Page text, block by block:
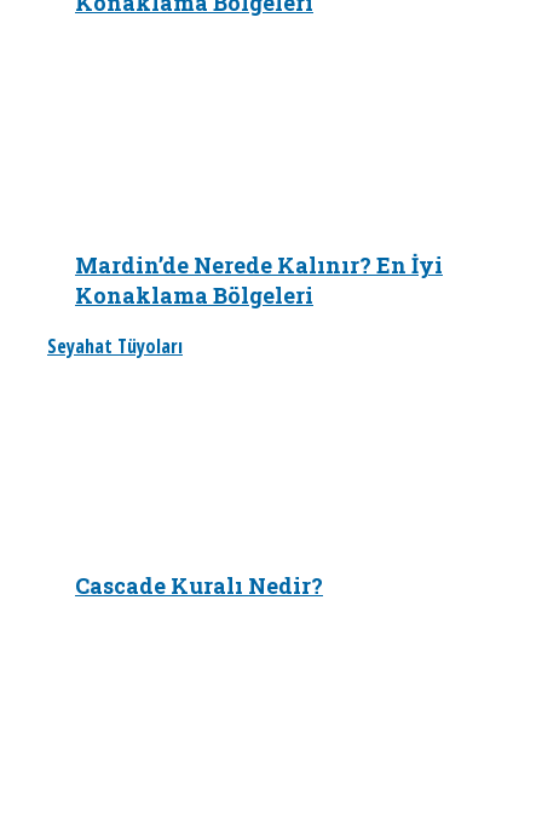
Mardin’de Nerede Kalınır? En İyi
Konaklama Bölgeleri
Seyahat Tüyoları
Cascade Kuralı Nedir?